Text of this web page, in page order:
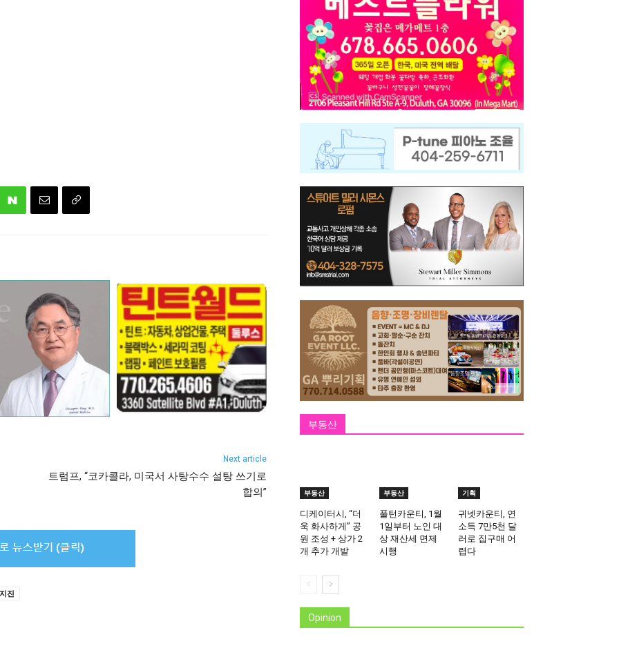
Next article
트럼프, “코카콜라, 미국서 사탕수수 설탕 쓰기로
합의”
진
부동산
부동산
디케이터시, “더
욱 화사하게” 공
원 조성 + 상가 2
개 추가 개발
부동산
풀턴카운티, 1월
1일부터 노인 대
상 재산세 면제
시행
기획
귀넷카운티, 연
소득 7만5천 달
러로 집구매 어
렵다
Opinion